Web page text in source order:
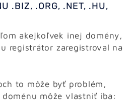
.BIZ, .ORG, .NET, .HU,
akejkoľvek inej domény,
registrátor zaregistroval na
to môže byť problém,
môže vlastniť iba: